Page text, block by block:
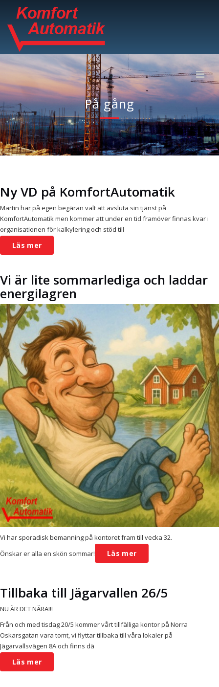
På gång
Ny VD på KomfortAutomatik
Martin har på egen begäran valt att avsluta sin tjänst på
KomfortAutomatik men kommer att under en tid framöver finnas kvar i
organisationen för kalkylering och stöd till
Läs mer
Vi är lite sommarlediga och laddar
energilagren
Vi har sporadisk bemanning på kontoret fram till vecka 32.
Önskar er alla en skön sommar!
Läs mer
Tillbaka till Jägarvallen 26/5
NU ÄR DET NÄRA!!!
Från och med tisdag 20/5 kommer vårt tillfälliga kontor på Norra
Oskarsgatan vara tomt, vi flyttar tillbaka till våra lokaler på
Jägarvallsvägen 8A och finns dä
Läs mer